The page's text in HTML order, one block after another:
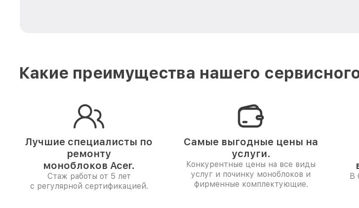
Какие преимущества нашего
Лучшие специалисты по
ремонту
моноблоков Acer.
Стаж работы от 5 лет
с регулярной сертификацией.
Самые выгодные цены на
услуги.
Конкурентные цены на все виды
услуг и починку моноблоков и
фирменные комплектующие.
В